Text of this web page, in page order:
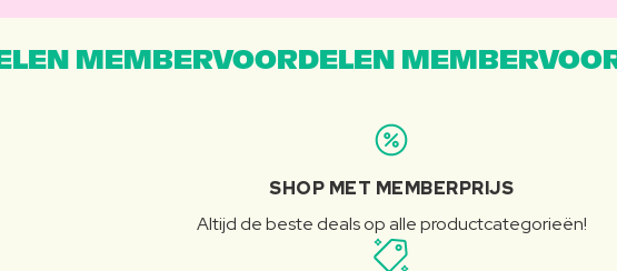
MEMBERVOORDELEN
SHOP MET MEMBERPRIJS
Altijd de beste deals op alle productcategorieën!